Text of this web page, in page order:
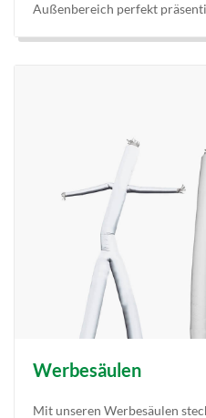
Außenbereich perfekt
Werbesäulen
Mit unseren Werbesäulen